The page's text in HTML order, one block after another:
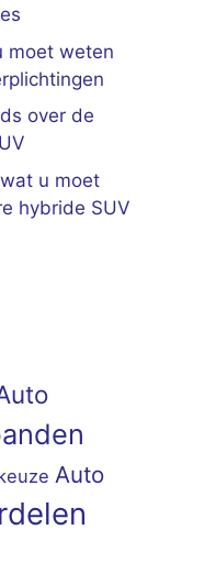
moet weten
over de
u moet
hybride SUV
Auto